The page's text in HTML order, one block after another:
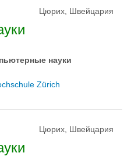
Цюрих, Швейцария
нayки
Zürich
Цюрих, Швейцария